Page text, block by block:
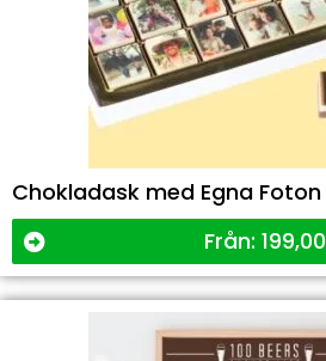
Chokladask med Egna Foton
Från: 199,00